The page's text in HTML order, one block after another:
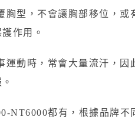
胸型，不會讓胸部移位，
作用。
運動時，常會大量流汗，因
NT6000都有，根據品牌不